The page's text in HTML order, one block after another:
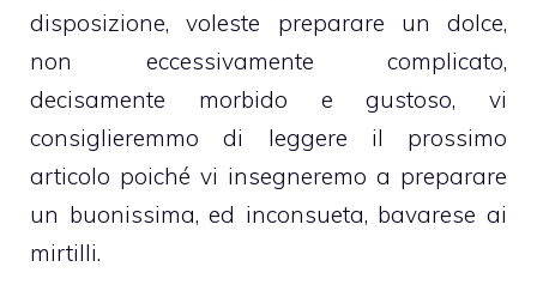
disposizione, voleste preparare un dolce,
non eccessivamente complicato,
decisamente morbido e gustoso, vi
consiglieremmo di leggere il prossimo
articolo poiché vi insegneremo a preparare
un buonissima, ed inconsueta, bavarese ai
mirtilli.